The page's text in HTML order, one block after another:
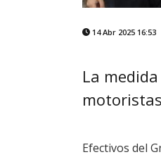
14 Abr 2025 16:53
La
Efectivos del